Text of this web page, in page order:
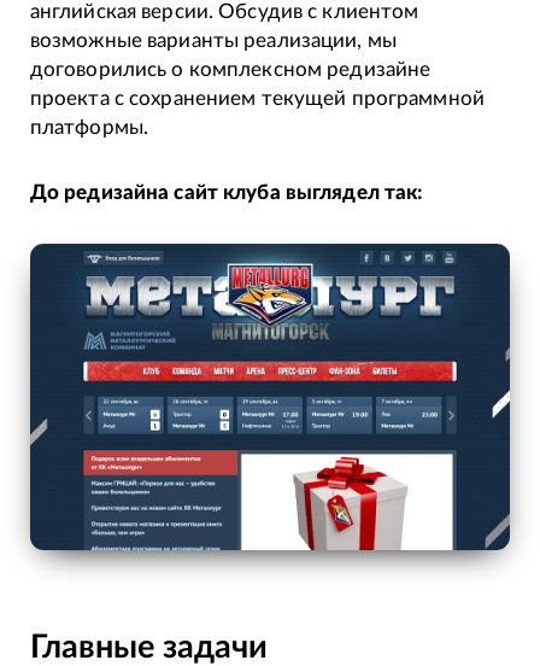
английская версии. Обсудив с клиентом
возможные варианты реализации, мы
договорились о комплексном редизайне
проекта с сохранением текущей программной
платформы.
До редизайна сайт клуба выглядел так:
Главные задачи